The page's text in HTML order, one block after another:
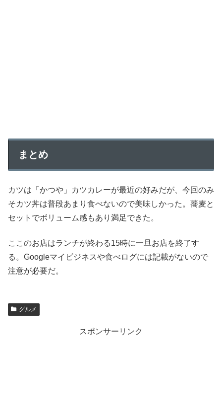
まとめ
カツは「かつや」カツカレーが最近の好みだが、今回のみ
そカツ丼は普段あまり食べないので美味しかった。蕎麦と
セットでボリューム感もあり満足できた。
ここのお店はランチが終わる15時に一旦お店を終了す
る。Googleマイビジネスや食べログには記載がないので
注意が必要だ。
グルメ
スポンサーリンク